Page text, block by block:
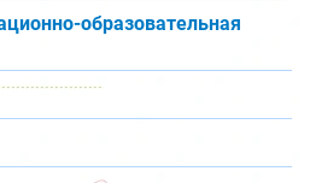
образовательная